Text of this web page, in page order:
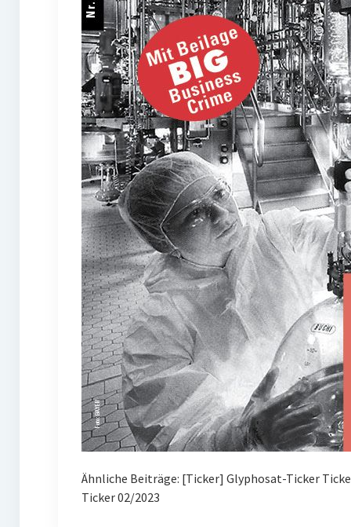
Ähnliche Beiträge: [Ticker] Glyphosat-Ticker
Ticker 02/2023